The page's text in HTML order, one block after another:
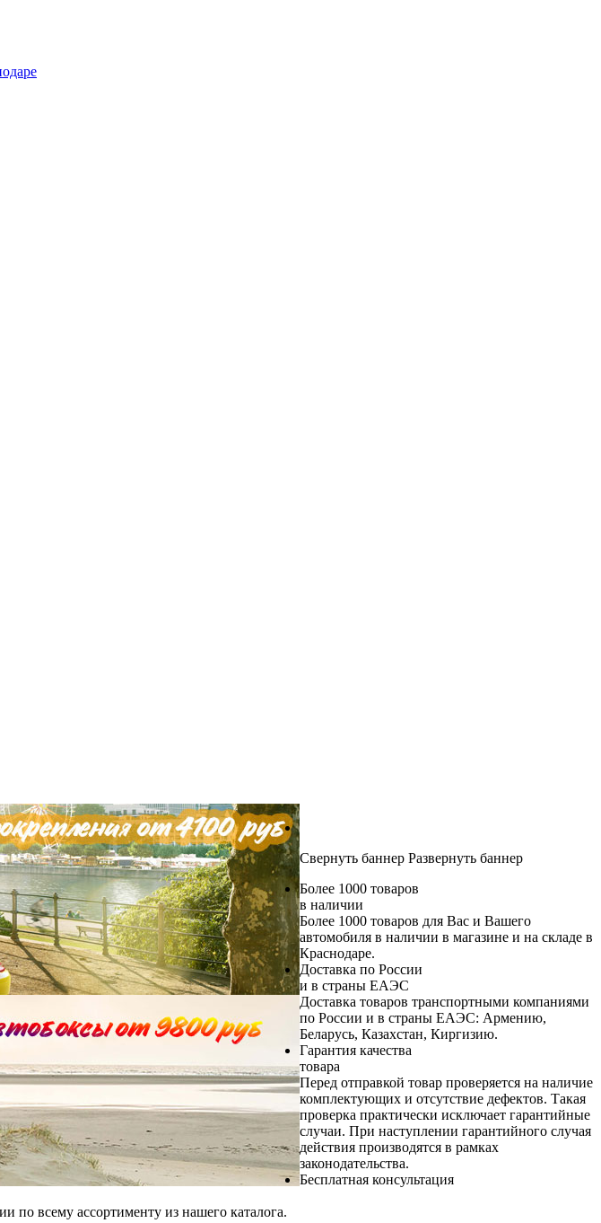
Свернуть баннер Развернуть баннер
Более 1000 товаров
в наличии
Более 1000 товаров для Вас и Вашего
автомобиля в наличии в магазине и на складе в
Краснодаре.
Доставка по России
и в страны ЕАЭС
Доставка товаров транспортными компаниями
по России и в страны ЕАЭС: Армению,
Беларусь, Казахстан, Киргизию.
Гарантия качества
товара
Перед отправкой товар проверяется на наличие
комплектующих и отсутствие дефектов. Такая
проверка практически исключает гарантийные
случаи. При наступлении гарантийного случая
действия производятся в рамках
законодательства.
Бесплатная консультация
по всему ассортименту из нашего каталога.